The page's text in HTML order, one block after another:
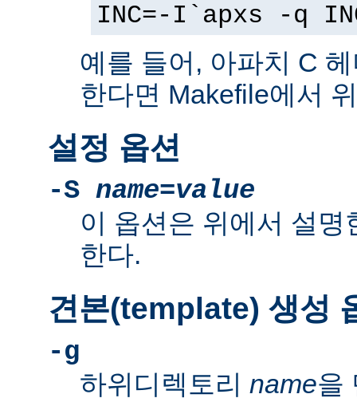
INC=-I`apxs -q
예를 들어, 아파치 C
한다면 Makefile에서
설정 옵션
-S name=value
이 옵션은 위에서 설
한다.
견본(template) 생성
-g
하위디렉토리 name을